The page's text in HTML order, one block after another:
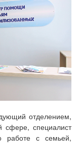
отделением,
сфере, специалист
работе с семьей,